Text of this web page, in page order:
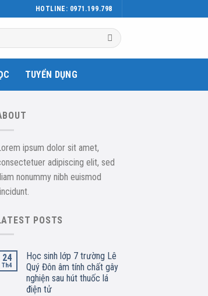
HOTLINE: 0971.199.798
TUYỂN DỤNG
ipsum dolor sit amet,
adipiscing elit, sed
nonummy nibh euismod
POSTS
24
Th4
Học sinh lớp 7 trường Lê
Quý Đôn âm tính chất gây
nghiện sau hút thuốc lá
điện tử